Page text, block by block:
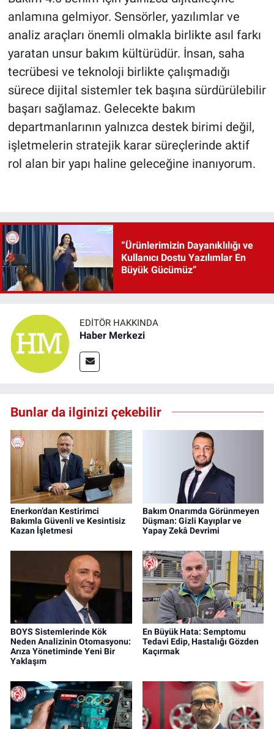
anlamına gelmiyor. Sensörler, yazılımlar ve
analiz araçları önemli olmakla birlikte asıl farkı
yaratan unsur bakım kültürüdür. İnsan, saha
tecrübesi ve teknoloji birlikte çalışmadığı
sürece dijital sistemler tek başına sürdürülebilir
başarı sağlamaz. Gelecekte bakım
departmanlarının yalnızca destek birimi değil,
işletmelerin stratejik karar süreçlerinde aktif
rol alan bir yapı haline geleceğine inanıyorum.
“Ürünlerimizin Dayanıklılığı ve
Kullanıcı Dostu Yazılımlar En
Büyük Gücümüz”
EDITÖR HAKKINDA
Haber Merkezi
Bunlar da ilginizi çekebilir
Enerkon’dan Kestirimci
Bakımla Güvenli ve Kesintisiz
Kazan İşletmesi
Bakım Onarımda Görünmeyen
Düşman: Gizli Kayıplar ve
Yapay Zekâ Devrimi
BOYS Sistemlerinde Kök
Neden Analizinin Otomasyonu:
Arıza Yönetiminde Yeni Bir
Yaklaşım
En Büyük Hata: Semptomu
Tedavi Edip, Hastalığı Gözden
Kaçırmak